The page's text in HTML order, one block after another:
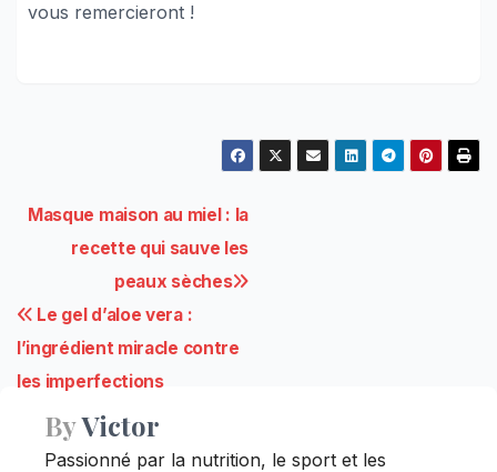
vous remercieront !
Navigation
l’article
Masque maison au miel : la
recette qui sauve les
peaux sèches
Le gel d’aloe vera :
l’ingrédient miracle contre
les imperfections
ByVictor
Passionné par la nutrition, le sport et les